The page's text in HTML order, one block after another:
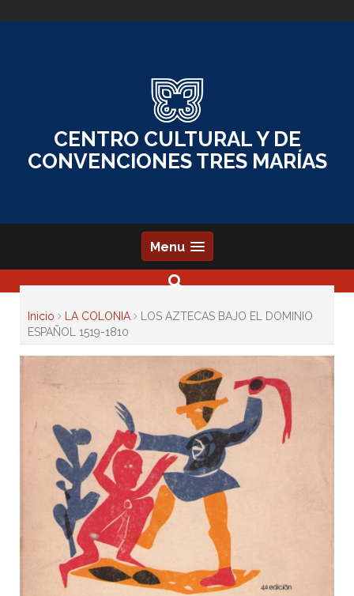
to
CENTRO CULTURAL Y DE
CONVENCIONES TRES MARÍAS
Menu
Inicio LA COLONIA
LOS AZTECAS BAJO EL DOMINIO
ESPAÑOL 1519-1810